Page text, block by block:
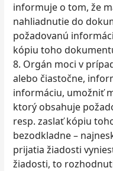
informuje o tom, že
nahliadnutie do
požadovanú
kópiu toho
8. Orgán moci v
alebo čiastočne,
informáciu, umožniť
ktorý obsahuje
resp. zaslať kópiu
bezodkladne –
prijatia žiadosti
žiadosti, to